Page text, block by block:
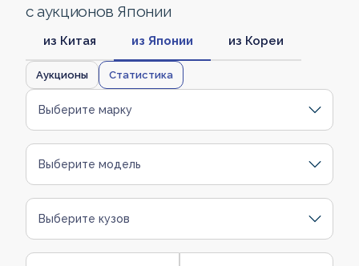
с аукционов Японии
из Китая из Японии из Кореи
Аукционы Статистика
Выберите марку
Выберите модель
Выберите кузов